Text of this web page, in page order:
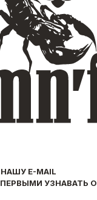
E-MAIL
УЗНАВАТЬ О